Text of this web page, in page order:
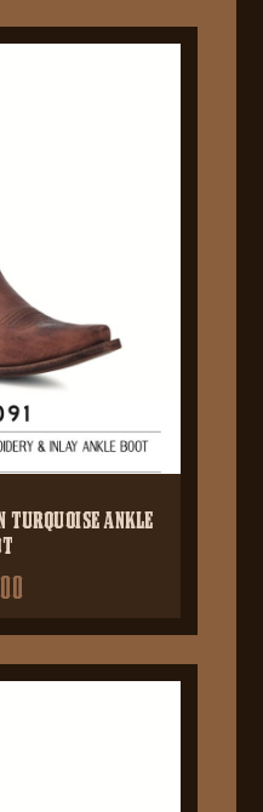
turquoise ankle